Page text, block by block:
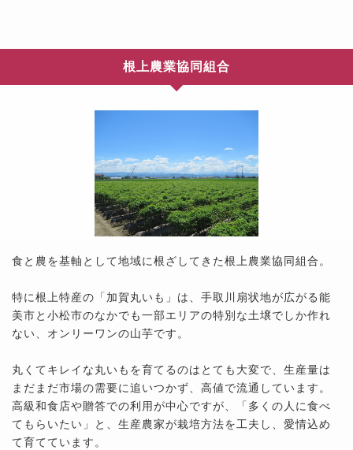
根上農業協同組合
食と農を基軸として地域に根ざしてきた根上農業協同組合。
特に根上特産の「加賀丸いも」は、手取川扇状地が広がる能
美市と小松市のなかでも一部エリアの特別な土壌でしか作れ
ない、オンリーワンの山芋です。
丸くてキレイな丸いもを育てるのはとても大変で、生産量は
まだまだ市場の需要に追いつかず、高値で流通しています。
高級和食店や贈答での利用が中心ですが、「多くの人に食べ
てもらいたい」と、生産農家が栽培方法を工夫し、愛情込め
て育てています。